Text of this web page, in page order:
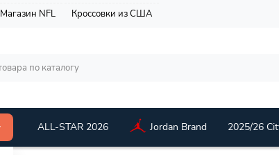
Магазин NFL Кроссовки из США
ALL-STAR 2026 Jordan Brand 2025/26